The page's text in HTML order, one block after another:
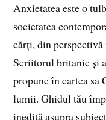
Anxietatea este o
societatea
cărți, din
Scriitorul britanic și
propune în cartea sa
lumii. Ghidul tău
inedită asupra